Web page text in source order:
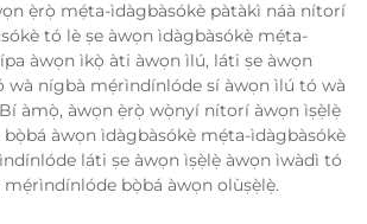
ẹ̀rọ̀ mẹ́ta-ìdàgbàsókè pàtàkì náà nítorí
tó lè ṣe àwọn ìdàgbàsókè mẹ́ta-
àwọn ìkọ̀ àti àwọn ìlú, láti ṣe àwọn
wà nígbà mẹ́rìndínlóde sí àwọn ìlú tó wà
àmọ̀, àwọn ẹ̀rọ̀ wọ̀nyí nítorí àwọn ìṣẹ̀lẹ̀
àwọn ìdàgbàsókè mẹ́ta-ìdàgbàsókè
láti ṣe àwọn ìṣẹ̀lẹ̀ àwọn ìwàdì tó
bọ̀bá àwọn olùṣẹ̀lẹ̀.